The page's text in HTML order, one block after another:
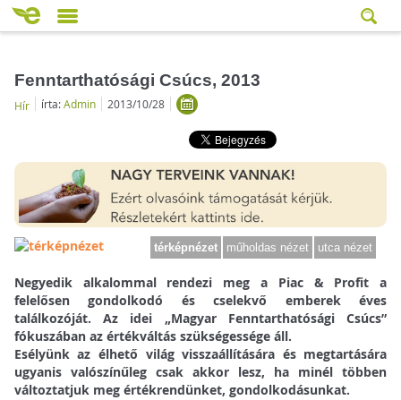
Fenntarthatósági Csúcs, 2013
Hír írta:Admin 2013/10/28
térképnézet műholdas nézet utca nézet
Negyedik alkalommal rendezi meg a Piac & Profit a
felelősen gondolkodó és cselekvő emberek éves
találkozóját. Az idei „Magyar Fenntarthatósági Csúcs”
fókuszában az értékváltás szükségessége áll.
Esélyünk az élhető világ visszaállítására és megtartására
ugyanis valószínűleg csak akkor lesz, ha minél többen
változtatjuk meg értékrendünket, gondolkodásunkat.